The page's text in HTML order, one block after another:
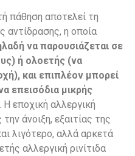
πάθηση αποτελεί τη
αντίδρασης, η οποία
να παρουσιάζεται σε
ή ολοετής (να
και επιπλέον μπορεί
επεισόδια μικρής
. Η εποχική αλλεργική
άνοιξη, εξαιτίας της
λιγότερο, αλλά αρκετά
αλλεργική ρινίτιδα